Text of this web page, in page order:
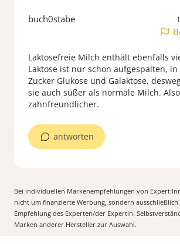
buch0stabe
Laktosefreie Milch enthält ebenfalls
Laktose ist nur schon aufgespalten, in
Zucker Glukose und Galaktose,
sie auch süßer als normale Milch.
zahnfreundlicher.
antworten
Bei individuellen Markenempfehlungen von
nicht um finanzierte Werbung, sondern
Empfehlung des Experten/der Expertin.
Marken anderer Hersteller zur Auswahl.